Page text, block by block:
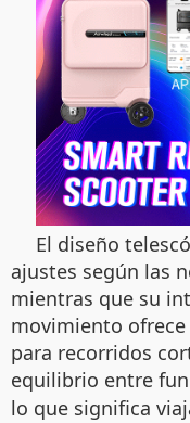
El diseño
ajustes según las
mientras que su
movimiento
para recorridos
equilibrio entre
lo que significa